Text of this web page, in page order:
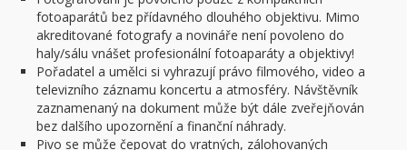
fotoaparátů bez přídavného dlouhého objektivu. Mimo
akreditované fotografy a novináře není povoleno do
haly/sálu vnášet profesionální fotoaparáty a objektivy!
Pořadatel a umělci si vyhrazují právo filmového, video a
televizního záznamu koncertu a atmosféry. Návštěvník
zaznamenaný na dokument může být dále zveřejňován
bez dalšího upozornění a finanční náhrady.
Pivo se může čepovat do vratných, zálohovaných